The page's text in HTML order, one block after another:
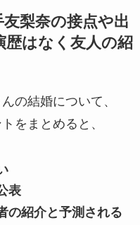
梨奈の接点や出
歴はなく友人の紹
の結婚について、
をまとめると、
表
の紹介と予測される